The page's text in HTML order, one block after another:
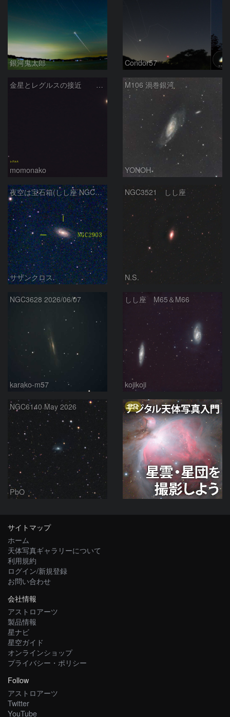
銀河鬼太郎 Condor57
金星とレグルスの接近 260709
momonako
M106 渦巻銀河
YONOH
夜空は宝石箱(しし座 NGC2903) Seestar50
サザンクロス
NGC3521 しし座
N.S.
NGC3628 2026/06/07
karako-m57
しし座 M65＆M66
kojikoji
NGC6140 May 2026
PbO
PR
サイトマップ
ホーム
天体写真ギャラリーについて
利用規約
ログイン/新規登録
お問い合わせ
会社情報
アストロアーツ
製品情報
星ナビ
星空ガイド
オンラインショップ
プライバシー・ポリシー
Follow
アストロアーツ
Twitter
YouTube